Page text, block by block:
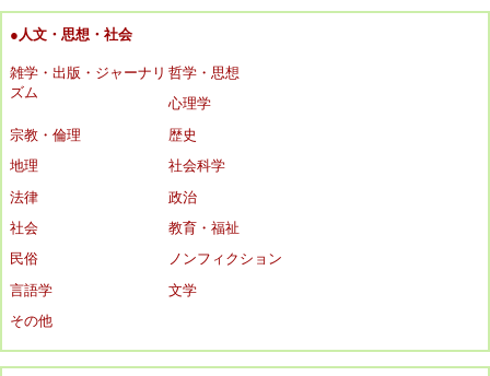
●人文・思想・社会
雑学・出版・ジャーナリ
ズム
哲学・思想
心理学
宗教・倫理
歴史
地理
社会科学
法律
政治
社会
教育・福祉
民俗
ノンフィクション
言語学
文学
その他